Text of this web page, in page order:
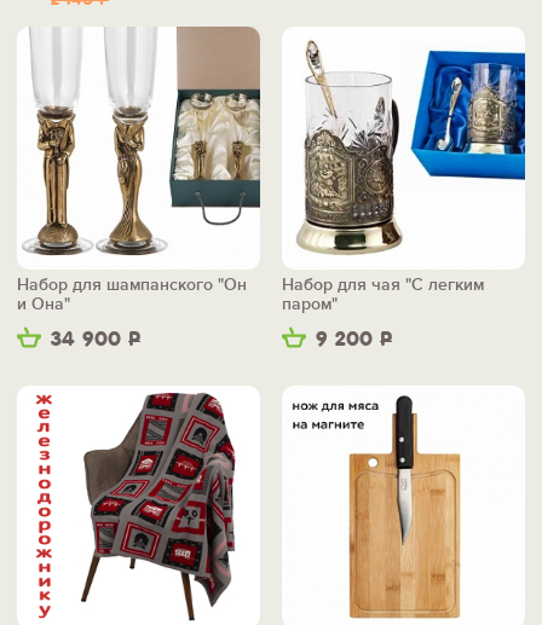
34 900 Р
Набор для шампанского "Он
и Она"
9 200 Р
Набор для чая "С легким
паром"